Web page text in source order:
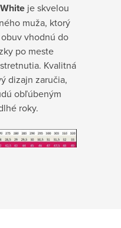
je skvelou
muža, ktorý
vhodnú do
po meste
Kvalitná
dizajn zaručia,
obľúbeným
roky.